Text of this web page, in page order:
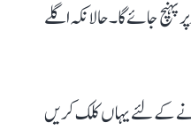
درجہ حرارت 35 ڈگری سیلسیس سے اوپر پہنچ جائے گا۔ حالانکہ اگلے
کے لئے یہاں کلک کریں